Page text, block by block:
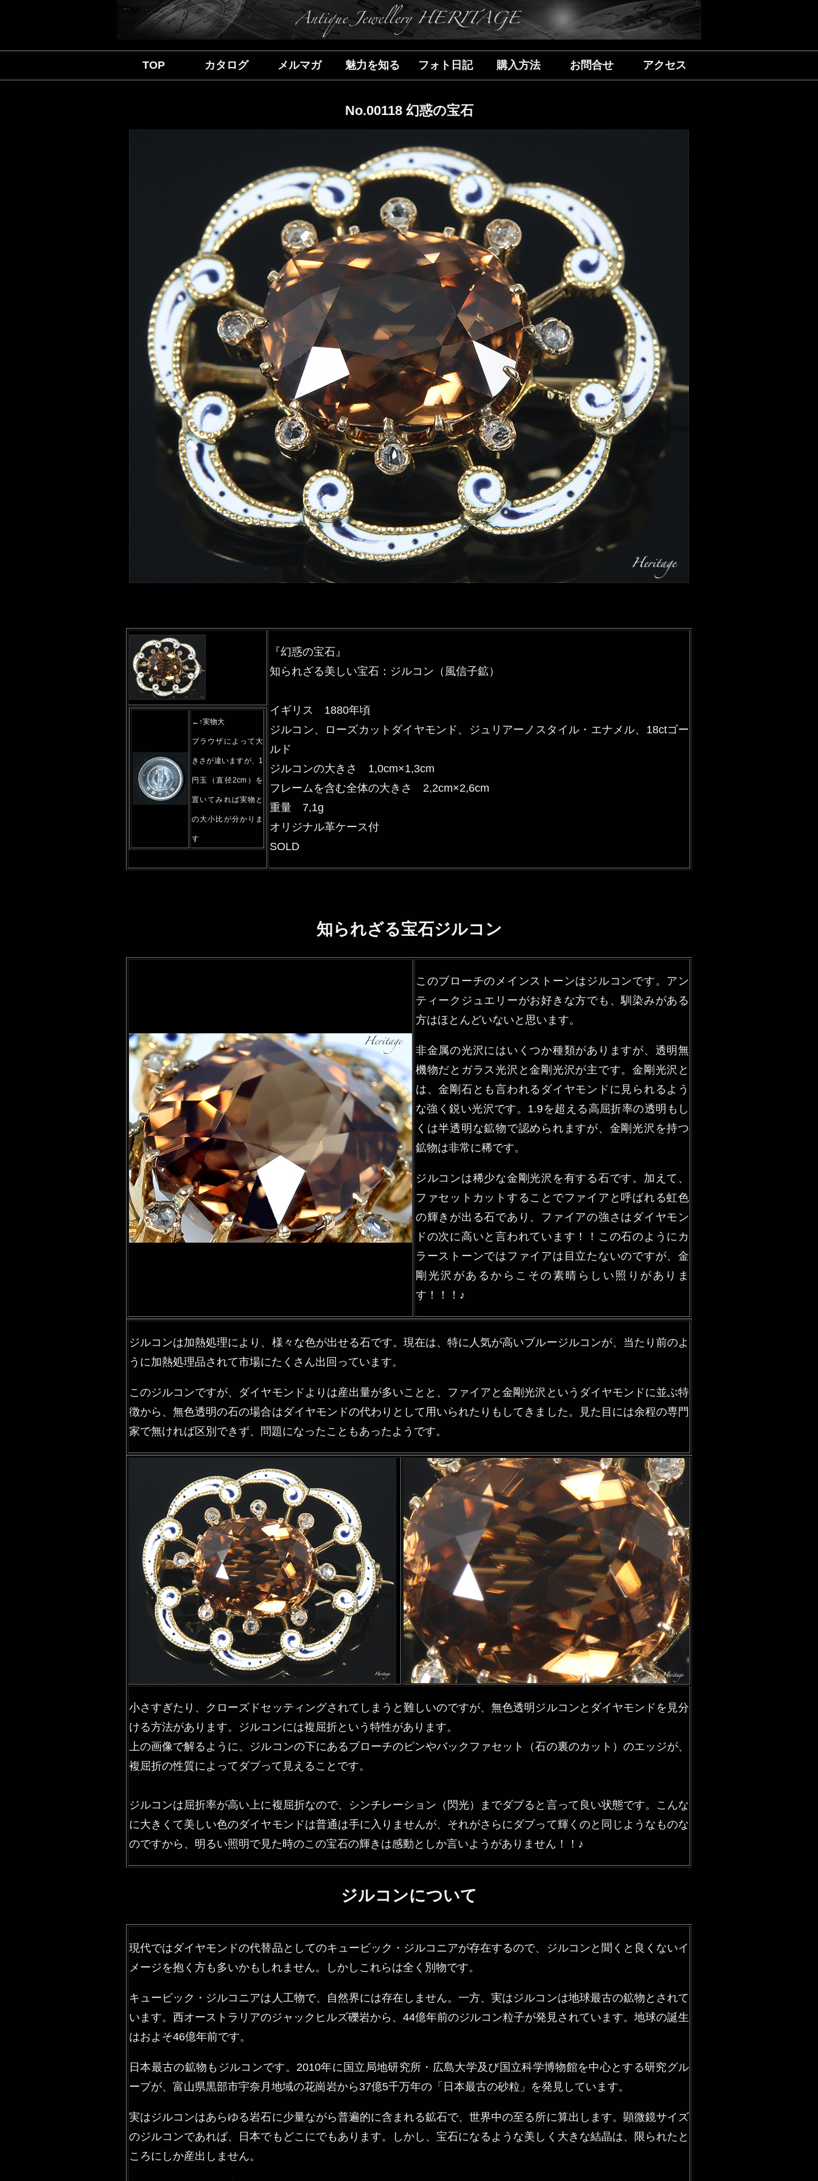
TOP カタログ メルマガ 魅力を知る フォト日記 購入方法 お問合せ アクセス
No.00118 幻惑の宝石
『幻惑の宝石』
知られざる美しい宝石：ジルコン（風信子鉱）
イギリス 1880年頃
ジルコン、ローズカットダイヤモンド、ジュリアーノスタイル・エナメル、18ctゴー
ルド
ジルコンの大きさ 1,0cm×1,3cm
フレームを含む全体の大きさ 2,2cm×2,6cm
重量 7,1g
オリジナル革ケース付
SOLD
←↑実物大
ブラウザによって大
きさが違いますが、1
円玉（直径2cm）を
置いてみれば実物と
の大小比が分かりま
す
知られざる宝石ジルコン
このブローチのメインストーンはジルコンです。アン
ティークジュエリーがお好きな方でも、馴染みがある
方はほとんどいないと思います。
非金属の光沢にはいくつか種類がありますが、透明無
機物だとガラス光沢と金剛光沢が主です。金剛光沢と
は、金剛石とも言われるダイヤモンドに見られるよう
な強く鋭い光沢です。1.9を超える高屈折率の透明もし
くは半透明な鉱物で認められますが、金剛光沢を持つ
鉱物は非常に稀です。
ジルコンは稀少な金剛光沢を有する石です。加えて、
ファセットカットすることでファイアと呼ばれる虹色
の輝きが出る石であり、ファイアの強さはダイヤモン
ドの次に高いと言われています！！この石のようにカ
ラーストーンではファイアは目立たないのですが、金
剛光沢があるからこその素晴らしい照りがありま
す！！！♪
ジルコンは加熱処理により、様々な色が出せる石です。現在は、特に人気が高いブルージルコンが、当たり前のよ
うに加熱処理品されて市場にたくさん出回っています。
このジルコンですが、ダイヤモンドよりは産出量が多いことと、ファイアと金剛光沢というダイヤモンドに並ぶ特
徴から、無色透明の石の場合はダイヤモンドの代わりとして用いられたりもしてきました。見た目には余程の専門
家で無ければ区別できず、問題になったこともあったようです。
小さすぎたり、クローズドセッティングされてしまうと難しいのですが、無色透明ジルコンとダイヤモンドを見分
ける方法があります。ジルコンには複屈折という特性があります。
上の画像で解るように、ジルコンの下にあるブローチのピンやバックファセット（石の裏のカット）のエッジが、
複屈折の性質によってダブって見えることです。
ジルコンは屈折率が高い上に複屈折なので、シンチレーション（閃光）までダブると言って良い状態です。こんな
に大きくて美しい色のダイヤモンドは普通は手に入りませんが、それがさらにダブって輝くのと同じようなものな
のですから、明るい照明で見た時のこの宝石の輝きは感動としか言いようがありません！！♪
ジルコンについて
現代ではダイヤモンドの代替品としてのキュービック・ジルコニアが存在するので、ジルコンと聞くと良くないイ
メージを抱く方も多いかもしれません。しかしこれらは全く別物です。
キュービック・ジルコニアは人工物で、自然界には存在しません。一方、実はジルコンは地球最古の鉱物とされて
います。西オーストラリアのジャックヒルズ礫岩から、44億年前のジルコン粒子が発見されています。地球の誕生
はおよそ46億年前です。
日本最古の鉱物もジルコンです。2010年に国立局地研究所・広島大学及び国立科学博物館を中心とする研究グル
ープが、富山県黒部市宇奈月地域の花崗岩から37億5千万年の「日本最古の砂粒」を発見しています。
実はジルコンはあらゆる岩石に少量ながら普遍的に含まれる鉱石で、世界中の至る所に算出します。顕微鏡サイズ
のジルコンであれば、日本でもどこにでもあります。しかし、宝石になるような美しく大きな結晶は、限られたと
ころにしか産出しません。